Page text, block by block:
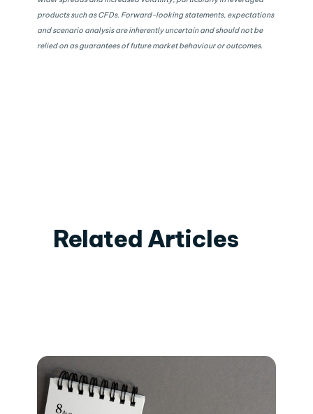
products such as CFDs. Forward-looking statements, expectations
and scenario analysis are inherently uncertain and should not be
relied on as guarantees of future market behaviour or outcomes.
Related Articles